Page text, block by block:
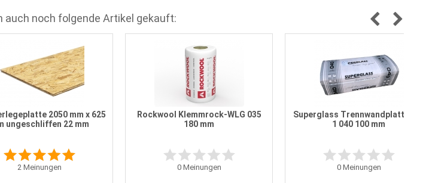
auch noch folgende Artikel gekauft:
2050 mm x 625
ungeschliffen 22 mm
2 Meinungen
Rockwool Klemmrock-WLG 035
180 mm
0Meinungen
Superglass Trennwandplatte TW
1 040 100 mm
0Meinungen